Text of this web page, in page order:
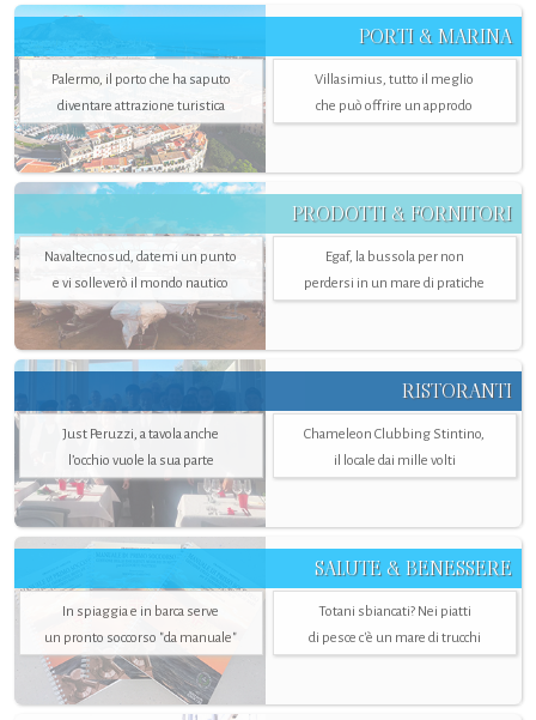
PORTI & MARINA
Palermo, il porto che ha saputo
diventare attrazione turistica
Villasimius, tutto il meglio
che può offrire un approdo
PRODOTTI & FORNITORI
Navaltecnosud, datemi un punto
e vi solleverò il mondo nautico
Egaf, la bussola per non
perdersi in un mare di pratiche
RISTORANTI
Just Peruzzi, a tavola anche
l’occhio vuole la sua parte
Chameleon Clubbing Stintino,
il locale dai mille volti
SALUTE & BENESSERE
In spiaggia e in barca serve
un pronto soccorso "da manuale"
Totani sbiancati? Nei piatti
di pesce c'è un mare di trucchi